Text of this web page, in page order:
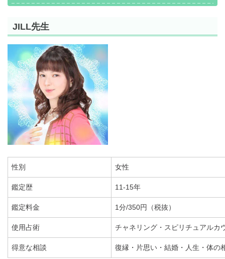
JILL先生
性別 女性
鑑定歴 11-15年
鑑定料金 1分/350円（税抜）
使用占術 チャネリング・スピリチュアルカ
得意な相談 復縁・片思い・結婚・人生・体の